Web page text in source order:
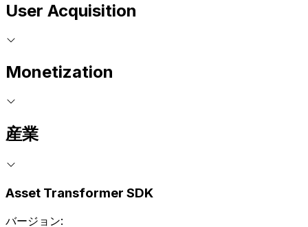
User Acquisition
Monetization
産業
Asset Transformer SDK
バージョン: